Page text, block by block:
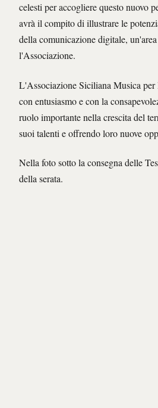
celesti per accogliere questo nuovo
avrà il compito di illustrare le
della comunicazione digitale,
l'Associazione.
L'Associazione Siciliana Musica
con entusiasmo e con la
ruolo importante nella crescita del
suoi talenti e offrendo loro nuove
Nella foto sotto la consegna delle
della serata.